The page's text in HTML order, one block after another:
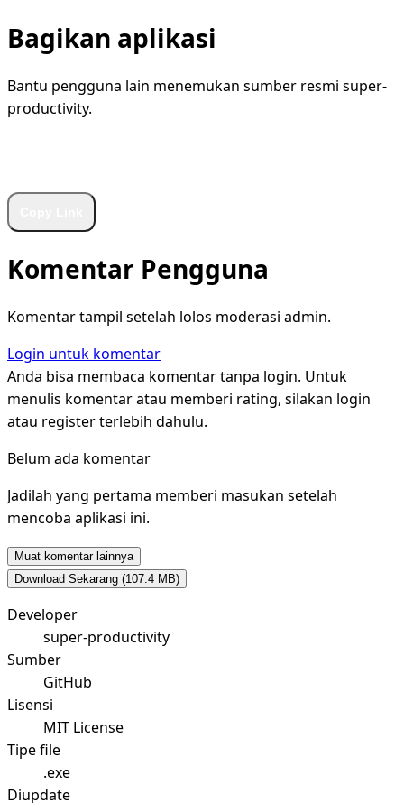
Bagikan aplikasi
Bantu pengguna lain menemukan sumber resmi super-
productivity.
Komentar Pengguna
Komentar tampil setelah lolos moderasi admin.
Login untuk komentar
Anda bisa membaca komentar tanpa login. Untuk
menulis komentar atau memberi rating, silakan login
atau register terlebih dahulu.
Belum ada komentar
Jadilah yang pertama memberi masukan setelah
mencoba aplikasi ini.
Muat komentar lainnya
Download Sekarang (107.4 MB)
Developer
super-productivity
Sumber
GitHub
Lisensi
MIT License
Tipe file
.exe
Diupdate